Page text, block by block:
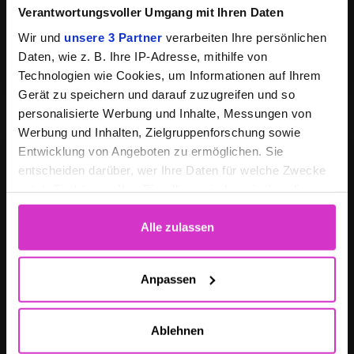
Verantwortungsvoller Umgang mit Ihren Daten
Wir und unsere 3 Partner verarbeiten Ihre persönlichen
Daten, wie z. B. Ihre IP-Adresse, mithilfe von
Technologien wie Cookies, um Informationen auf Ihrem
Gerät zu speichern und darauf zuzugreifen und so
personalisierte Werbung und Inhalte, Messungen von
Werbung und Inhalten, Zielgruppenforschung sowie
Entwicklung von Angeboten zu ermöglichen. Sie
entscheiden darüber, wer Ihre Daten für welche Zwecke
Cookie-Erklärung oder durch Klicken auf das Privacy
Trigger Symbol ändern oder widerrufen
Informationen über Ihre geografische Lage
erfassen, welche bis auf einige Meter genau sein
Alle zulassen
Anpassen
Ablehnen
Skalierbarkeit & Hochverfügbarkeit
100% Compliance
Cloud
Skalierbarkeit
Keine Kontrolle
Hohe Kosten bei Skalierung